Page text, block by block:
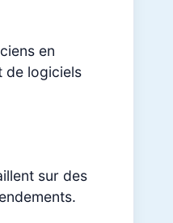
en
de logiciels
sur des